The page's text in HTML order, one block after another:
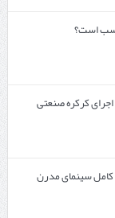
است؟
کرکره صنعتی
سینمای مدرن